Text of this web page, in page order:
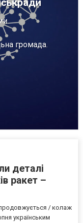
громада.
деталі
ракет –
/ колаж
українським